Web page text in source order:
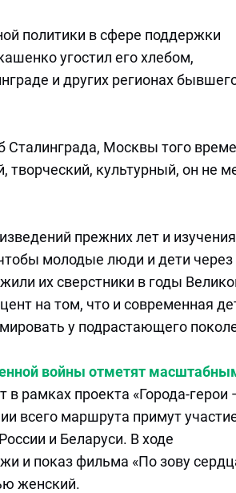
политики в сфере поддержки
угостил его хлебом,
и других регионах
Сталинграда, Москвы того
творческий, культурный, он не
прежних лет и изучения
молодые люди и дети через
их сверстники в годы
на том, что и современная
у подрастающего
войны отметят
в рамках проекта «Города-герои
всего маршрута примут
и Беларуси. В ходе
и показ фильма «По зову
женский.